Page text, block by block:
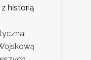
historią